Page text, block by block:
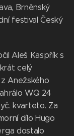
Brněnský
festival Český
Aleš Kaspřík s
celý
Anežského
WQ 24
kvarteto. Za
dílo Hugo
dostalo